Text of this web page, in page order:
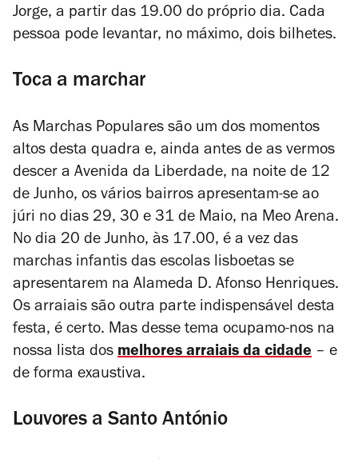
Jorge, a partir das 19.00 do próprio dia. Cada
pessoa pode levantar, no máximo, dois bilhetes.
Toca a marchar
As Marchas Populares são um dos momentos
altos desta quadra e, ainda antes de as vermos
descer a Avenida da Liberdade, na noite de 12
de Junho, os vários bairros apresentam-se ao
júri no dias 29, 30 e 31 de Maio, na Meo Arena.
No dia 20 de Junho, às 17.00, é a vez das
marchas infantis das escolas lisboetas se
apresentarem na Alameda D. Afonso Henriques.
Os arraiais são outra parte indispensável desta
festa, é certo. Mas desse tema ocupamo-nos na
nossa lista dos melhores arraiais da cidade – e
de forma exaustiva.
Louvores a Santo António